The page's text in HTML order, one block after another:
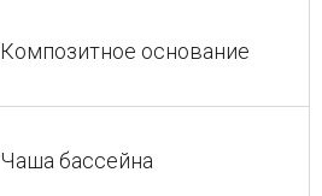
Композитное основание
Чаша бассейна